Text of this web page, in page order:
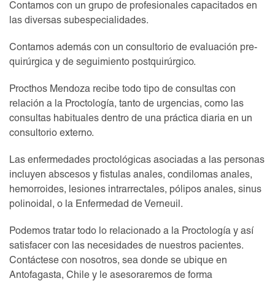
Contamos con un grupo de profesionales capacitados en
las diversas subespecialidades.
Contamos además con un consultorio de evaluación pre-
quirúrgica y de seguimiento postquirúrgico.
Procthos Mendoza recibe todo tipo de consultas con
relación a la Proctología, tanto de urgencias, como las
consultas habituales dentro de una práctica diaria en un
consultorio externo.
Las enfermedades proctológicas asociadas a las personas
incluyen abscesos y fistulas anales, condilomas anales,
hemorroides, lesiones intrarrectales, pólipos anales, sinus
polinoidal, o la Enfermedad de Verneuil.
Podemos tratar todo lo relacionado a la Proctología y así
satisfacer con las necesidades de nuestros pacientes.
Contáctese con nosotros, sea donde se ubique en
Antofagasta, Chile y le asesoraremos de forma